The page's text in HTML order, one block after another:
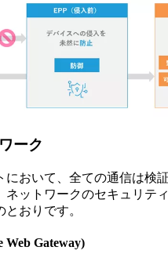
ーク
において、全ての通信は検
ネットワークのセキュリテ
おりです。
Web Gateway)